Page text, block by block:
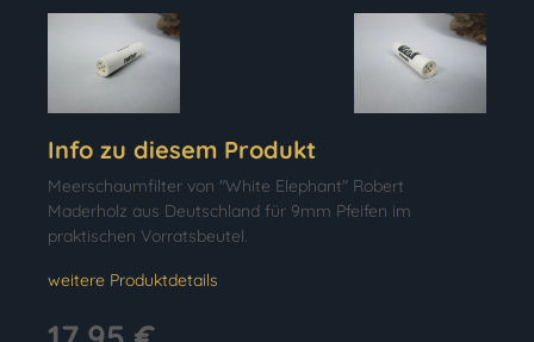
Info zu diesem Produkt
Meerschaumfilter von "White Elephant" Robert
Maderholz aus Deutschland für 9mm Pfeifen im
praktischen Vorratsbeutel.
weitere Produktdetails